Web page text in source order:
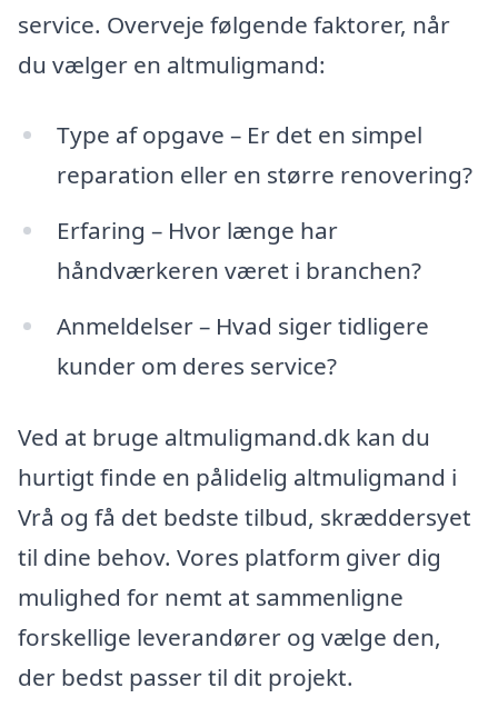
service. Overveje følgende faktorer, når
du vælger en altmuligmand:
Type af opgave – Er det en simpel
reparation eller en større renovering?
Erfaring – Hvor længe har
håndværkeren været i branchen?
Anmeldelser – Hvad siger tidligere
kunder om deres service?
Ved at bruge altmuligmand.dk kan du
hurtigt finde en pålidelig altmuligmand i
Vrå og få det bedste tilbud, skræddersyet
til dine behov. Vores platform giver dig
mulighed for nemt at sammenligne
forskellige leverandører og vælge den,
der bedst passer til dit projekt.